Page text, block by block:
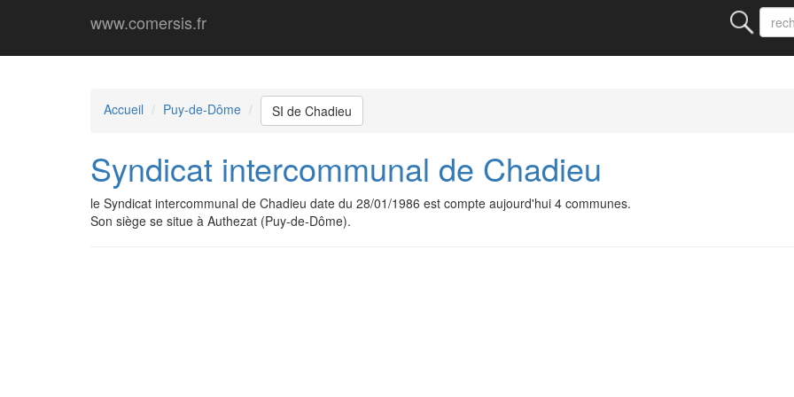
www.comersis.fr
Accueil Puy-de-Dôme SI de Chadieu
Syndicat intercommunal de Chadieu
le Syndicat intercommunal de Chadieu date du 28/01/1986 est compte aujourd'hui 4 communes.
Son siège se situe à Authezat (Puy-de-Dôme).